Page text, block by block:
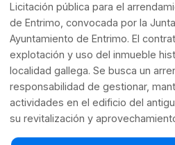
Licitación pública para el
de Entrimo, convocada por la
Ayuntamiento de Entrimo. El
explotación y uso del inmueble
localidad gallega. Se busca un
responsabilidad de gestionar,
actividades en el edificio del
su revitalización y